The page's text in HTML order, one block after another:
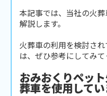
本記事では、当社の火
解説します。
火葬車の利用を検討さ
は、ぜひ参考にしてみて
おみおくりペッ
葬車を使用してい